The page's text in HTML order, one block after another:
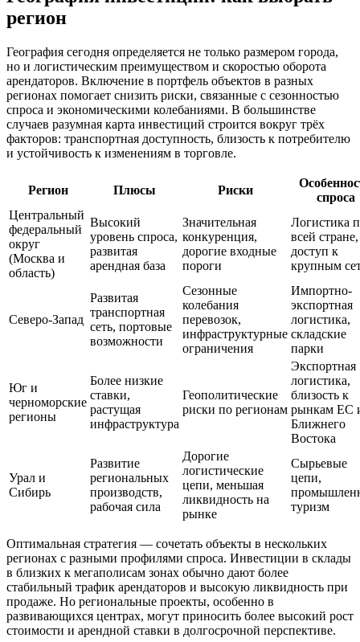
регион
География сегодня определяется не только размером города,
но и логистическим преимуществом и скоростью оборота
арендаторов. Включение в портфель объектов в разных
регионах помогает снизить риски, связанные с сезонностью
спроса и экономическими колебаниями. В большинстве
случаев разумная карта инвестиций строится вокруг трёх
факторов: транспортная доступность, близость к потребителю
и устойчивость к изменениям в торговле.
Регион Плюсы Риски
спроса
Центральный
федеральный
округ
(Москва и
область)
Высокий
уровень спроса,
развитая
арендная база
Значительная
конкуренция,
дорогие входные
пороги
Логистика
всей стране,
доступ к
крупным
Северо-Запад
Развитая
транспортная
сеть, портовые
возможности
Сезонные
колебания
перевозок,
инфраструктурные
ограничения
Импортно-
экспортная
логистика,
складские
парки
Юг и
черноморские
регионы
Более низкие
ставки,
растущая
инфраструктура
Геополитические
риски по регионам
Экспортная
логистика,
близость к
рынкам ЕС
Ближнего
Востока
Урал и
Сибирь
Развитие
региональных
производств,
рабочая сила
Дорогие
логистические
цепи, меньшая
ликвидность на
рынке
Сырьевые
цепи,
туризм
Оптимальная стратегия — сочетать объекты в нескольких
регионах с разными профилями спроса. Инвестиции в склады
в близких к мегаполисам зонах обычно дают более
стабильный трафик арендаторов и высокую ликвидность при
продаже. Но региональные проекты, особенно в
развивающихся центрах, могут приносить более высокий рост
стоимости и арендной ставки в долгосрочной перспективе.